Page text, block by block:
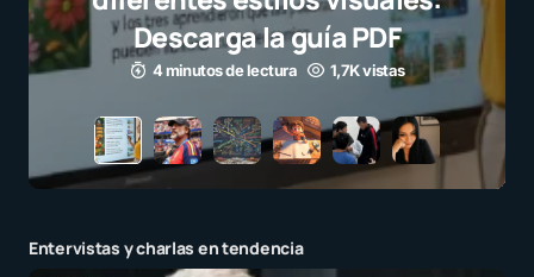
Entervistas y charlas en tendencia